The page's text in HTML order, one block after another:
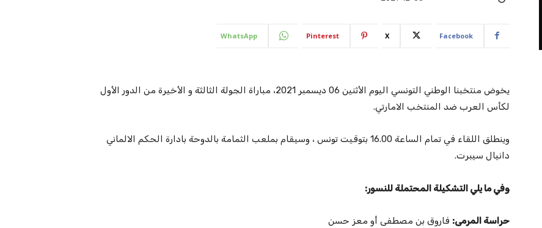
Facebook
X
Pinterest
WhatsApp
يخوض منتخبنا الوطني التونسي اليوم الأثنين 06 ديسمبر 2021، مباراة الجولة الثالثة و الأخيرة من الدور الأول
لكأس العرب ضد المنتخب الامارتي.
وينطلق اللقاء في تمام الساعة 16.00 بتوقيت تونس ، وسيقام بملعب الثمامة بالدوحة بادارة الحكم الالماني
دانيال سيبرت.
وفي ما يلي التشكيلة المحتملة للنسور:
حراسة المرمى: فاروق بن مصطفى أو معز حسن